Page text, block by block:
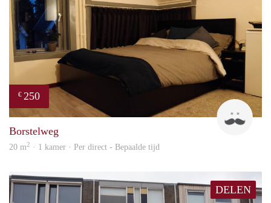
€ 250
Jorrit
Borstelweg
20 m2 · 1 kamer · Per direct - Bepaalde tijd
DELEN